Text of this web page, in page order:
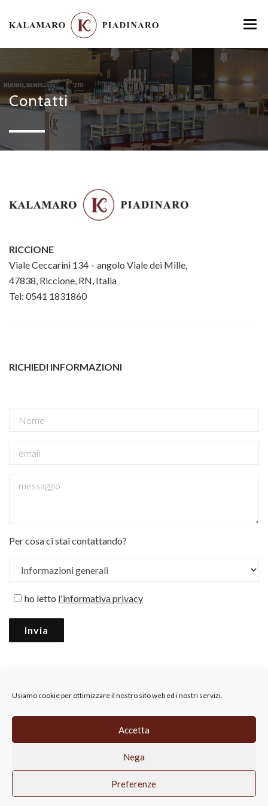
Usiamo cookie per ottimizzare il nostro sito web ed i nostri servizi.
Accetta
Nega
Preferenze
MENU
LOCATION
Contatti
RICCIONE
Viale Ceccarini 134 – angolo Viale dei Mille,
47838, Riccione, RN, Italia
Tel: 0541 1831860
RICHIEDI INFORMAZIONI
Per cosa ci stai contattando?
ho letto l'informativa privacy
CIRFOOD RETAIL SRL, Via A.B. Nobel 19,
Reggio Emilia, 42124 (RE),
Cookie-Policy